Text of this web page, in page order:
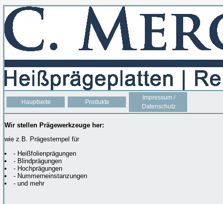
Hauptseite Produkte
Impressum /
Datenschutz
Wir stellen Prägewerkzeuge her:
wie z.B. Prägestempel für
- Heißfolienprägungen
- Blindprägungen
- Hochprägungen
- Nummerneinstanzungen
- und mehr